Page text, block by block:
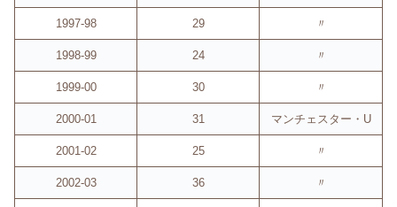
1997-98 29 〃
1998-99 24 〃
1999-00 30 〃
2000-01 31 マンチェスター・U
2001-02 25 〃
2002-03 36 〃